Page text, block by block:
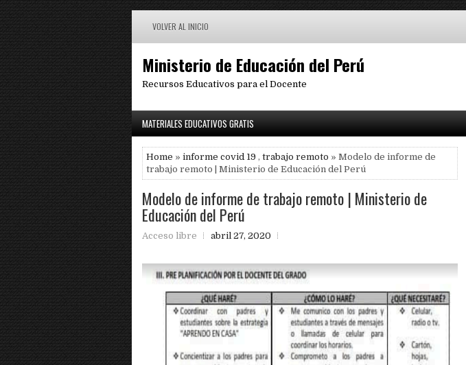
VOLVER AL INICIO
Ministerio de Educación del Perú
Recursos Educativos para el Docente
MATERIALES EDUCATIVOS GRATIS
Home » informe covid 19 , trabajo remoto » Modelo de informe de
trabajo remoto | Ministerio de Educación del Perú
Modelo de informe de trabajo remoto | Ministerio de
Educación del Perú
Acceso libre abril 27, 2020